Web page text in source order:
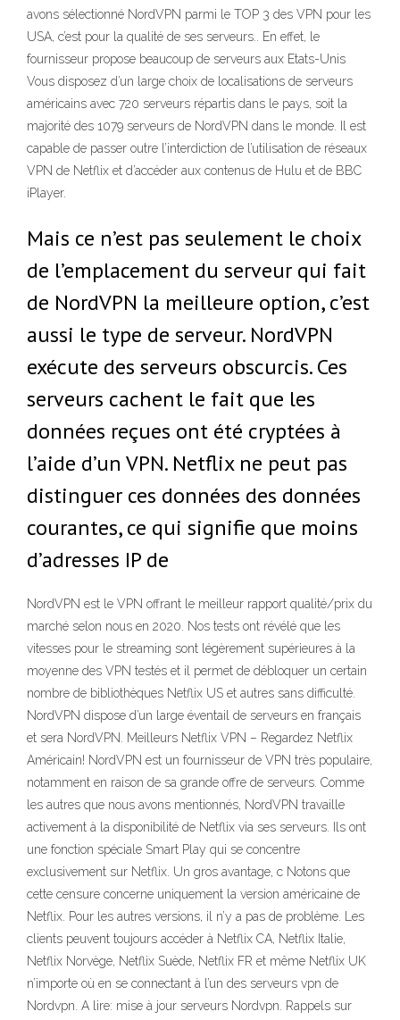
avons sélectionné NordVPN parmi le TOP 3 des VPN pour les
USA, c’est pour la qualité de ses serveurs.. En effet, le
fournisseur propose beaucoup de serveurs aux Etats-Unis
Vous disposez d’un large choix de localisations de serveurs
américains avec 720 serveurs répartis dans le pays, soit la
majorité des 1079 serveurs de NordVPN dans le monde. Il est
capable de passer outre l’interdiction de l’utilisation de réseaux
VPN de Netflix et d’accéder aux contenus de Hulu et de BBC
iPlayer.
Mais ce n’est pas seulement le choix
de l’emplacement du serveur qui fait
de NordVPN la meilleure option, c’est
aussi le type de serveur. NordVPN
exécute des serveurs obscurcis. Ces
serveurs cachent le fait que les
données reçues ont été cryptées à
l’aide d’un VPN. Netflix ne peut pas
distinguer ces données des données
courantes, ce qui signifie que moins
d’adresses IP de
NordVPN est le VPN offrant le meilleur rapport qualité/prix du
marché selon nous en 2020. Nos tests ont révélé que les
vitesses pour le streaming sont légèrement supérieures à la
moyenne des VPN testés et il permet de débloquer un certain
nombre de bibliothèques Netflix US et autres sans difficulté.
NordVPN dispose d’un large éventail de serveurs en français
et sera NordVPN. Meilleurs Netflix VPN – Regardez Netflix
Américain! NordVPN est un fournisseur de VPN très populaire,
notamment en raison de sa grande offre de serveurs. Comme
les autres que nous avons mentionnés, NordVPN travaille
activement à la disponibilité de Netflix via ses serveurs. Ils ont
une fonction spéciale Smart Play qui se concentre
exclusivement sur Netflix. Un gros avantage, c Notons que
cette censure concerne uniquement la version américaine de
Netflix. Pour les autres versions, il n’y a pas de problème. Les
clients peuvent toujours accéder à Netflix CA, Netflix Italie,
Netflix Norvège, Netflix Suède, Netflix FR et même Netflix UK
n’importe où en se connectant à l’un des serveurs vpn de
Nordvpn. A lire: mise à jour serveurs Nordvpn. Rappels sur